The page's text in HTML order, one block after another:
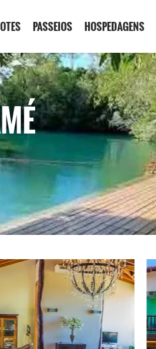
PASSEIOS HOSPEDAGENS